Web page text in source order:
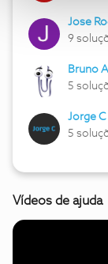
Jose
9
Bruno
5
Jorge C
5
Vídeos de ajuda